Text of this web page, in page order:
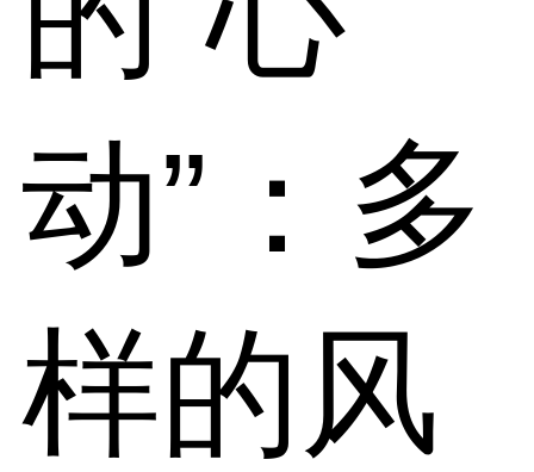
动”：多
样的风